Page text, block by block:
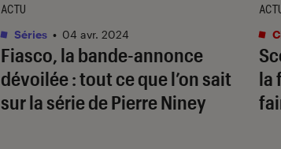
Fiasco, la bande-annonce
dévoilée : tout ce que l’on sait
sur la série de Pierre Niney
ACTU
Séries • 04 avr. 2024
la